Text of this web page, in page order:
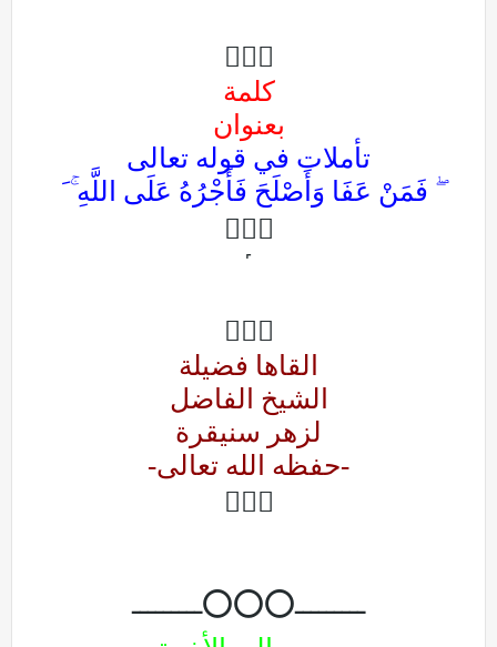

كلمة
بعنوان
تأملات في قوله تعالى
ۖ فَمَنْ عَفَا وَأَصْلَحَ فَأَجْرُهُ عَلَى اللَّهِ ۚ َ

˹

القاها فضيلة
الشيخ الفاضل
لزهر سنيقرة
-حفظه الله تعالى-

ـــــــــ⭕⭕⭕ـــــــــ